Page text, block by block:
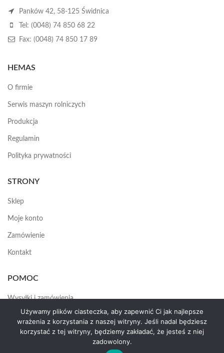
Panków 42, 58-125 Świdnica
Tel: (0048) 74 850 68 22
Fax: (0048) 74 850 17 89
HEMAS
O firmie
Serwis maszyn rolniczych
Produkcja
Regulamin
Polityka prywatności
STRONY
Sklep
Moje konto
Zamówienie
Kontakt
POMOC
Wysyłki i zamówienia
Jak założyć konto
Używamy plików ciasteczka, aby zapewnić Ci jak najlepsze
wrażenia z korzystania z naszej witryny. Jeśli nadal będziesz
korzystać z tej witryny, będziemy zakładać, że jesteś z niej
zadowolony.